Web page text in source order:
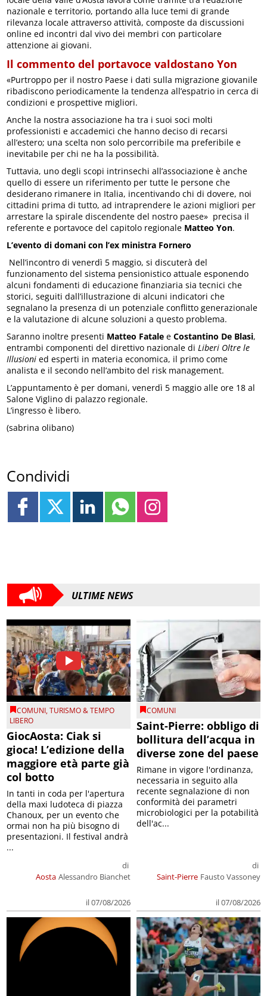
nazionale e territorio, portando alla luce temi di grande
rilevanza locale attraverso attività, composte da discussioni
online ed incontri dal vivo dei membri con particolare
attenzione ai giovani.
Il commento del portavoce valdostano Yon
«Purtroppo per il nostro Paese i dati sulla migrazione giovanile
ribadiscono periodicamente la tendenza all’espatrio in cerca di
condizioni e prospettive migliori.
Anche la nostra associazione ha tra i suoi soci molti
professionisti e accademici che hanno deciso di recarsi
all’estero; una scelta non solo percorribile ma preferibile e
inevitabile per chi ne ha la possibilità.
Tuttavia, uno degli scopi intrinsechi all’associazione è anche
quello di essere un riferimento per tutte le persone che
desiderano rimanere in Italia, incentivando chi di dovere, noi
cittadini prima di tutto, ad intraprendere le azioni migliori per
arrestare la spirale discendente del nostro paese» precisa il
referente e portavoce del capitolo regionale Matteo Yon.
L’evento di domani con l’ex ministra Fornero
Nell’incontro di venerdì 5 maggio, si discuterà del
funzionamento del sistema pensionistico attuale esponendo
alcuni fondamenti di educazione finanziaria sia tecnici che
storici, seguiti dall’illustrazione di alcuni indicatori che
segnalano la presenza di un potenziale conflitto generazionale
e la valutazione di alcune soluzioni a questo problema.
Saranno inoltre presenti Matteo Fatale e Costantino De Blasi,
entrambi componenti del direttivo nazionale diLiberi Oltre le
Illusioni ed esperti in materia economica, il primo come
analista e il secondo nell’ambito del risk management.
L’appuntamento è per domani, venerdì 5 maggio alle ore 18 al
Salone Viglino di palazzo regionale.
L’ingresso è libero.
(sabrina olibano)
Condividi
ULTIME NEWS
COMUNI,TURISMO & TEMPO
LIBERO
GiocAosta: Ciak si
gioca! L’edizione della
maggiore età parte già
col botto
Aosta
di
Alessandro Bianchet
il 07/08/2026
In tanti in coda per l'apertura
della maxi ludoteca di piazza
Chanoux, per un evento che
ormai non ha più bisogno di
presentazioni. Il festival andrà
...
COMUNI
Saint-Pierre: obbligo di
bollitura dell’acqua in
diverse zone del paese
Saint-Pierre
di
Fausto Vassoney
il 07/08/2026
Rimane in vigore l'ordinanza,
necessaria in seguito alla
recente segnalazione di non
conformità dei parametri
microbiologici per la potabilità
dell'ac...